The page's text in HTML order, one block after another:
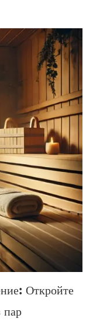
Откройте
пар